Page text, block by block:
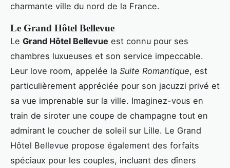
charmante ville du nord de la France.
Le Grand Hôtel Bellevue
Le Grand Hôtel Bellevue est connu pour ses
chambres luxueuses et son service impeccable.
Leur love room, appelée la Suite Romantique, est
particulièrement appréciée pour son jacuzzi privé et
sa vue imprenable sur la ville. Imaginez-vous en
train de siroter une coupe de champagne tout en
admirant le coucher de soleil sur Lille. Le Grand
Hôtel Bellevue propose également des forfaits
spéciaux pour les couples, incluant des dîners